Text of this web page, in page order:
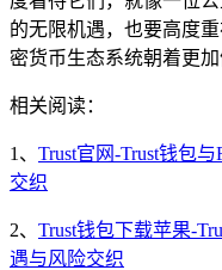
的无限机遇，也要高度
密货币生态系统朝着更
相关阅读：
1、 Trust官网-Trust钱包
交织
2、 Trust钱包下载苹果-
遇与风险交织